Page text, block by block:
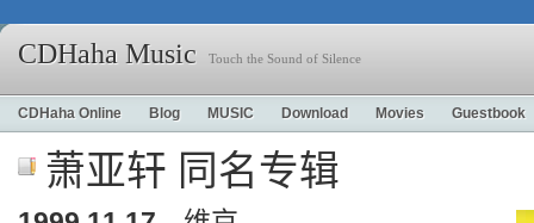
CDHaha Music Touch the Sound of Silence
CDHaha Online Blog MUSIC Download Movies Guestbook
萧亚轩 同名专辑